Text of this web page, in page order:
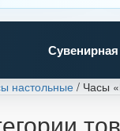
настольные / Часы